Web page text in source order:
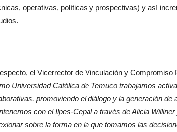
operativas, políticas y prospectivas) y así
el Vicerrector de Vinculación y Compromiso
Universidad Católica de Temuco trabajamos
promoviendo el diálogo y la generación
con el Ilpes-Cepal a través de Alicia
sobre la forma en la que tomamos las